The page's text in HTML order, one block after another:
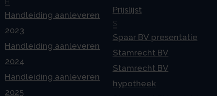
Handleiding aanleveren
2023
Handleiding aanleveren
2024
Handleiding aanleveren
2025
Prijslijst
S
Spaar BV presentatie
Stamrecht BV
Stamrecht BV
hypotheek